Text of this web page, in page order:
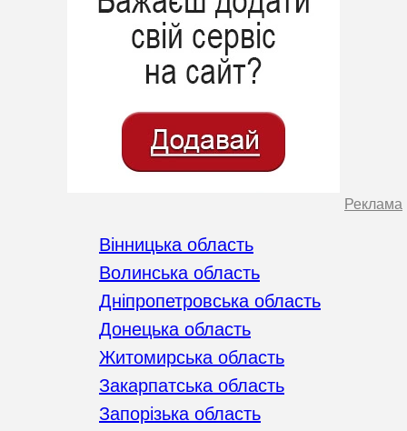
Реклама
Вінницька область
Волинська область
Дніпропетровська область
Донецька область
Житомирська область
Закарпатська область
Запорізька область